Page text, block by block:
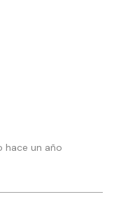
hace un año